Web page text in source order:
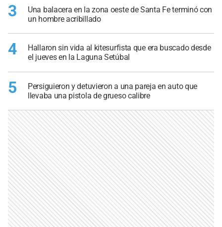
3
Una balacera en la zona oeste de Santa Fe terminó con
un hombre acribillado
4
Hallaron sin vida al kitesurfista que era buscado desde
el jueves en la Laguna Setúbal
5
Persiguieron y detuvieron a una pareja en auto que
llevaba una pistola de grueso calibre